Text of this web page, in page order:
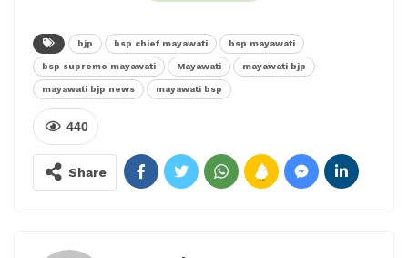
समाज पहले मुसलमान हैं तथा उनके प्रति इनकी
सोच, नीयत, नीति एवं उनका ट्रैक रिकार्ड क्या व
कैसा है यह किसी से भी छिपा नहीं।
का परिणाम है कि इनकी सरकार में भी वे लगभग उतने ही गरीब,
bjp bsp chief mayawati bsp mayawati
bsp supremo mayawati Mayawati mayawati bjp
mayawati bjp news mayawati bsp
440
Share